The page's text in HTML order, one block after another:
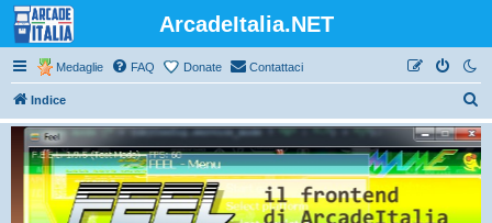
ArcadeItalia.NET
Medaglie FAQ Donate Contattaci
Indice
e
r
c